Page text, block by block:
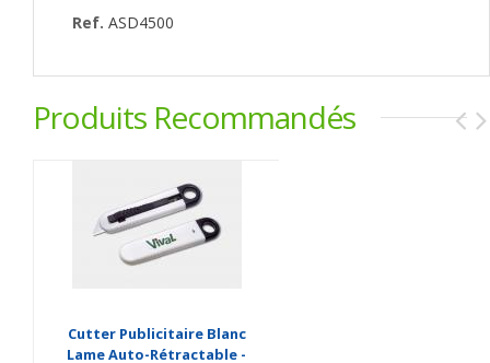
Ref. ASD4500
Produits Recommandés
Cutter Publicitaire Blanc
Lame Auto-Rétractable -